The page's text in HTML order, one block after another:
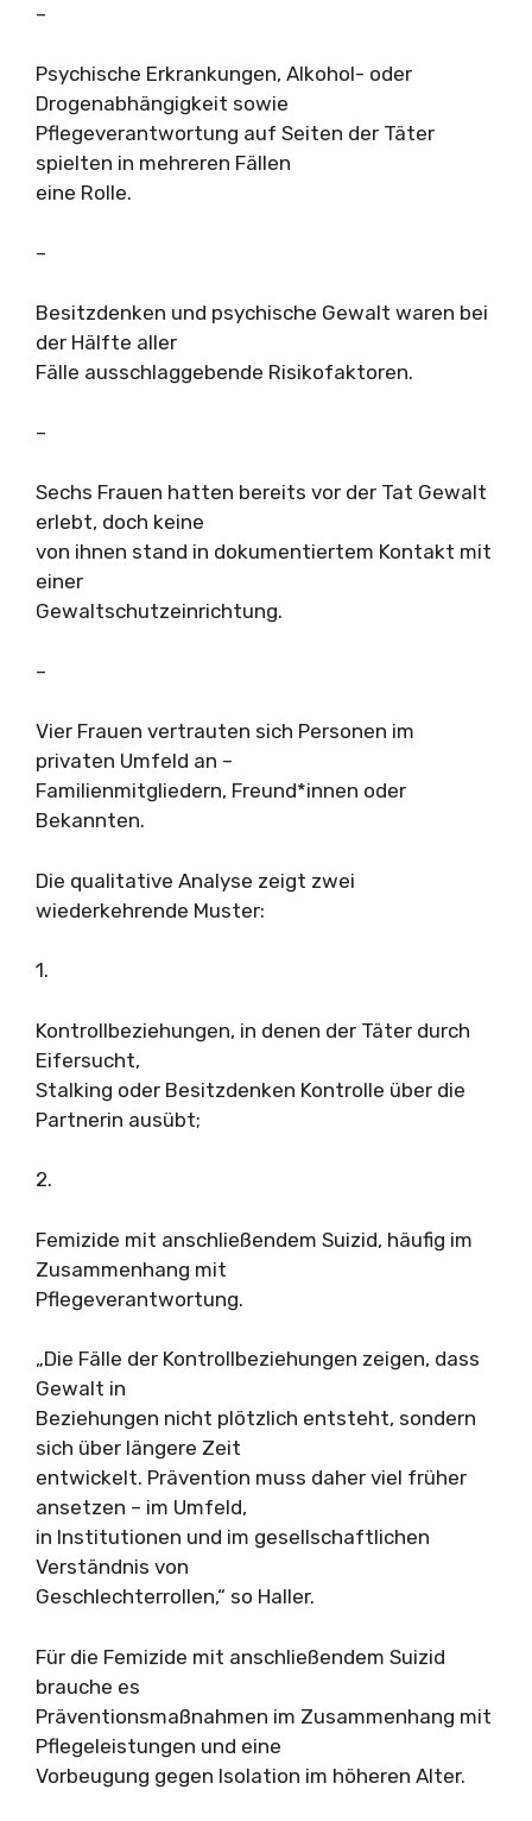
–
Psychische Erkrankungen, Alkohol- oder
Drogenabhängigkeit sowie
Pflegeverantwortung auf Seiten der Täter
spielten in mehreren Fällen
eine Rolle.
–
Besitzdenken und psychische Gewalt waren bei
der Hälfte aller
Fälle ausschlaggebende Risikofaktoren.
–
Sechs Frauen hatten bereits vor der Tat Gewalt
erlebt, doch keine
von ihnen stand in dokumentiertem Kontakt mit
einer
Gewaltschutzeinrichtung.
–
Vier Frauen vertrauten sich Personen im
privaten Umfeld an –
Familienmitgliedern, Freund*innen oder
Bekannten.
Die qualitative Analyse zeigt zwei
wiederkehrende Muster:
1.
Kontrollbeziehungen, in denen der Täter durch
Eifersucht,
Stalking oder Besitzdenken Kontrolle über die
Partnerin ausübt;
2.
Femizide mit anschließendem Suizid, häufig im
Zusammenhang mit
Pflegeverantwortung.
„Die Fälle der Kontrollbeziehungen zeigen, dass
Gewalt in
Beziehungen nicht plötzlich entsteht, sondern
sich über längere Zeit
entwickelt. Prävention muss daher viel früher
ansetzen – im Umfeld,
in Institutionen und im gesellschaftlichen
Verständnis von
Geschlechterrollen,“ so Haller.
Für die Femizide mit anschließendem Suizid
brauche es
Präventionsmaßnahmen im Zusammenhang mit
Pflegeleistungen und eine
Vorbeugung gegen Isolation im höheren Alter.